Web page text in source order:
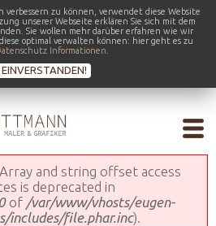
zu können, verwendet diese Website
unserer Webseite erklären Sie sich mit dem
Sie wollen mehr darüber erfahren wie wir
optimal verwalten können: hier geht es zu
Informationen
and string offset access
is deprecated in
of /var/www/vhosts/eugen-
includes/file.phar.inc).